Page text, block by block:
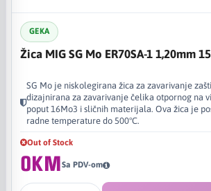
GEKA
Žica MIG SG Mo ER70SA-1 1,20mm
SG Mo je niskolegirana žica za zavarivanje
dizajnirana za zavarivanje čelika otpornog na
poput 16Mo3 i sličnih materijala. Ova žica je
radne temperature do 500°C.
Out of Stock
0KMSa PDV-om